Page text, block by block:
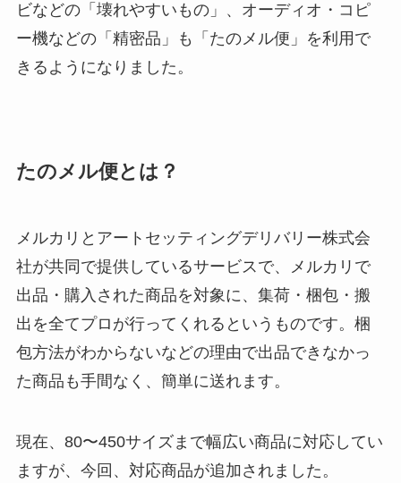
ビなどの「壊れやすいもの」、オーディオ・コピ
ー機などの「精密品」も「たのメル便」を利用で
きるようになりました。
たのメル便とは？
メルカリとアートセッティングデリバリー株式会
社が共同で提供しているサービスで、メルカリで
出品・購入された商品を対象に、集荷・梱包・搬
出を全てプロが行ってくれるというものです。梱
包方法がわからないなどの理由で出品できなかっ
た商品も手間なく、簡単に送れます。
現在、80〜450サイズまで幅広い商品に対応してい
ますが、今回、対応商品が追加されました。